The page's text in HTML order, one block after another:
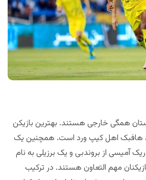
همگی خارجی هستند. بهترین بازیکن
هافبک اهل کیپ ورد است. همچنین یک
آمیسی از بروندبی و یک برزیلی به نام
مهم التعاون هستند. در ترکیب